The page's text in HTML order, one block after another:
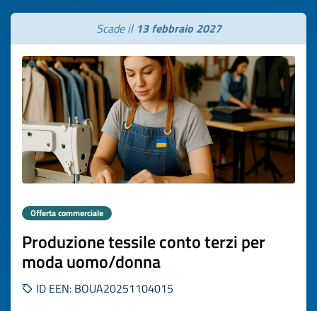
Scade il 13 febbraio 2027
Offerta commerciale
Produzione tessile conto terzi per
moda uomo/donna
ID EEN: BOUA20251104015